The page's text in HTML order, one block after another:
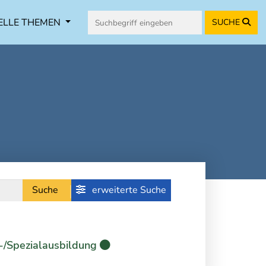
THEMEN SUCHE
Suche erweiterte Suche
Spezialausbildung